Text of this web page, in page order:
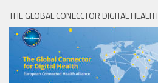
THE GLOBAL CONECCTOR DIGITAL HEALTH